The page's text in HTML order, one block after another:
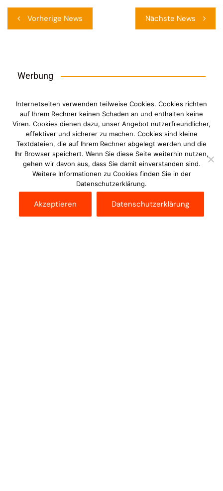
Vorherige News Nächste News
Werbung
Internetseiten verwenden teilweise Cookies. Cookies richten
auf Ihrem Rechner keinen Schaden an und enthalten keine
Viren. Cookies dienen dazu, unser Angebot nutzerfreundlicher,
effektiver und sicherer zu machen. Cookies sind kleine
Textdateien, die auf Ihrem Rechner abgelegt werden und die
Ihr Browser speichert. Wenn Sie diese Seite weiterhin nutzen,
gehen wir davon aus, dass Sie damit einverstanden sind.
Weitere Informationen zu Cookies finden Sie in der
Datenschutzerklärung.
Akzeptieren Datenschutzerklärung